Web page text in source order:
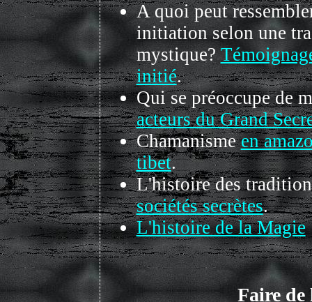
A quoi peut
initiation selon une
mystique?
initié.
Qui se préoccupe de
acteurs du Grand
Chamanismeen
tibet.
L'histoire des
sociétés secrètes.
L'histoire de la Magie
Faire de